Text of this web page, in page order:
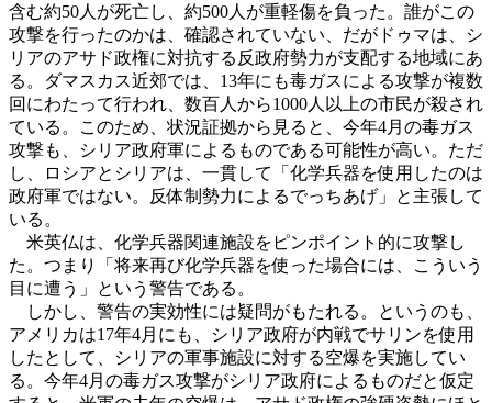
含む約50人が死亡し、約500人が重軽傷を負った。誰がこの
攻撃を行ったのかは、確認されていない、だがドゥマは、シ
リアのアサド政権に対抗する反政府勢力が支配する地域にあ
る。ダマスカス近郊では、13年にも毒ガスによる攻撃が複数
回にわたって行われ、数百人から1000人以上の市民が殺され
ている。このため、状況証拠から見ると、今年4月の毒ガス
攻撃も、シリア政府軍によるものである可能性が高い。ただ
し、ロシアとシリアは、一貫して「化学兵器を使用したのは
政府軍ではない。反体制勢力によるでっちあげ」と主張して
いる。
米英仏は、化学兵器関連施設をピンポイント的に攻撃し
た。つまり「将来再び化学兵器を使った場合には、こういう
目に遭う」という警告である。
しかし、警告の実効性には疑問がもたれる。というのも、
アメリカは17年4月にも、シリア政府が内戦でサリンを使用
したとして、シリアの軍事施設に対する空爆を実施してい
る。今年4月の毒ガス攻撃がシリア政府によるものだと仮定